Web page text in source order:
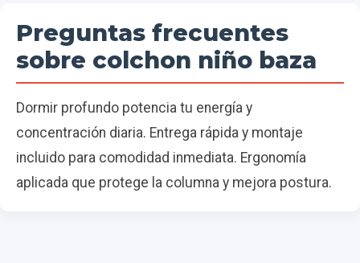
Preguntas frecuentes
sobre colchon niño baza
Dormir profundo potencia tu energía y
concentración diaria. Entrega rápida y montaje
incluido para comodidad inmediata. Ergonomía
aplicada que protege la columna y mejora postura.